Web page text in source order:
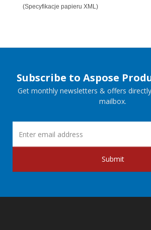
(Specyfikacje papieru XML)
Subscribe to Aspose
Get monthly newsletters & offers
mailbox.
Submit